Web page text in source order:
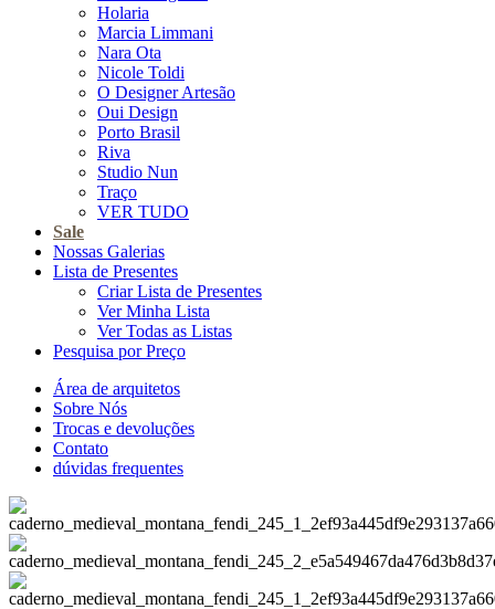
Holaria
Marcia Limmani
Nara Ota
Nicole Toldi
O Designer Artesão
Oui Design
Porto Brasil
Riva
Studio Nun
Traço
VER TUDO
Sale
Nossas Galerias
Lista de Presentes
Criar Lista de Presentes
Ver Minha Lista
Ver Todas as Listas
Pesquisa por Preço
Área de arquitetos
Sobre Nós
Trocas e devoluções
Contato
dúvidas frequentes